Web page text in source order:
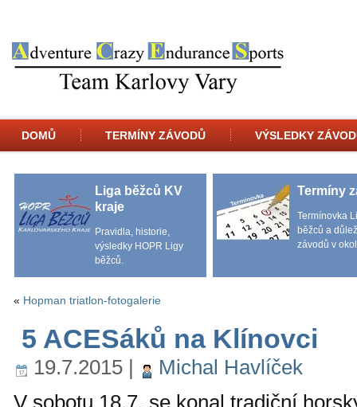
DOMŮ TERMÍNY ZÁVODŮ VÝSLEDKY
Liga běžců KV
kraje
Pravidla, historie,
výsledky HOPR Ligy
běžců.
Termíny
Termínovka
běžců a
závodů v
« Hopman triatlon-fotogalerie
5 ACESáků na Klínovci
19.7.2015 |
Michal Havlíček
V sobotu 18.7. se konal tradiční